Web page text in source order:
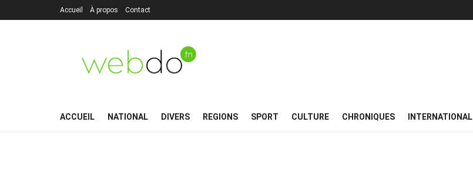
Accueil À propos Contact
ACCUEIL NATIONAL DIVERS REGIONS SPORT CULTURE CHRONIQUES INTERNATIONAL